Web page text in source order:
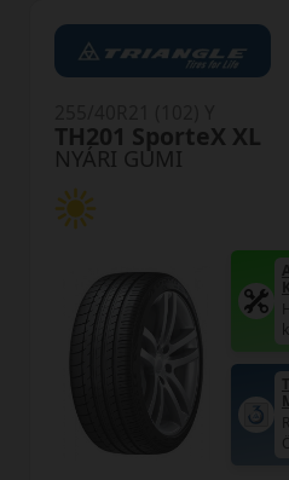
NYÁRI GUMI
TH201 SporteX XL